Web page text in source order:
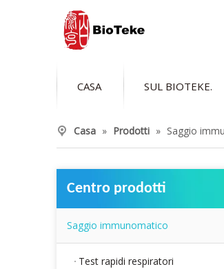
CASA SUL BIOTEKE.
Casa » Prodotti » Saggio
Centro prodotti
Saggio immunomatico
Test rapidi respiratori